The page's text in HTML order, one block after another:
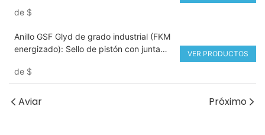
de $
Anillo GSF Glyd de grado industrial (FKM
energizado): Sello de pistón con junta
de $
VER PRODUCTOS
Aviar Próximo